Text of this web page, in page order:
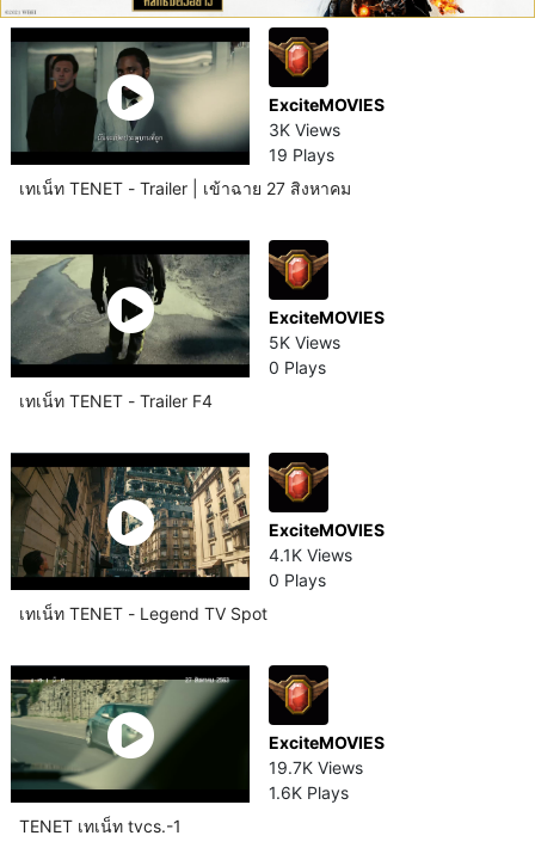
ExciteMOVIES
3K Views
19 Plays
เทเน็ท TENET - Trailer | เข้าฉาย 27 สิงหาคม
ExciteMOVIES
5K Views
0 Plays
เทเน็ท TENET - Trailer F4
ExciteMOVIES
4.1K Views
0 Plays
เทเน็ท TENET - Legend TV Spot
ExciteMOVIES
19.7K Views
1.6K Plays
TENET เทเน็ท tvcs.-1